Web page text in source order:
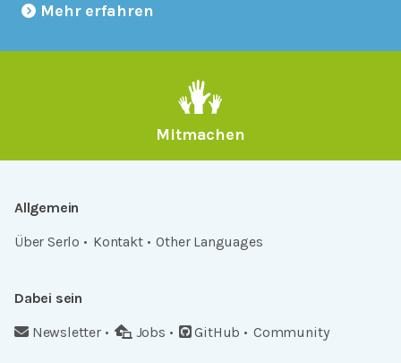
Mehr erfahren
Mitmachen
Allgemein
Über Serlo
Kontakt Other Languages
Dabei sein
Newsletter
Jobs GitHub Community